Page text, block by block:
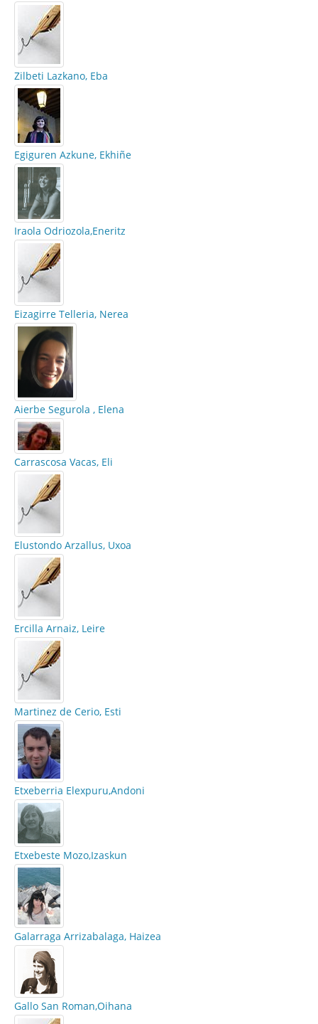
Zilbeti Lazkano, Eba
Egiguren Azkune, Ekhiñe
Iraola Odriozola,Eneritz
Eizagirre Telleria, Nerea
Aierbe Segurola , Elena
Carrascosa Vacas, Eli
Elustondo Arzallus, Uxoa
Ercilla Arnaiz, Leire
Martinez de Cerio, Esti
Etxeberria Elexpuru,Andoni
Etxebeste Mozo,Izaskun
Galarraga Arrizabalaga, Haizea
Gallo San Roman,Oihana